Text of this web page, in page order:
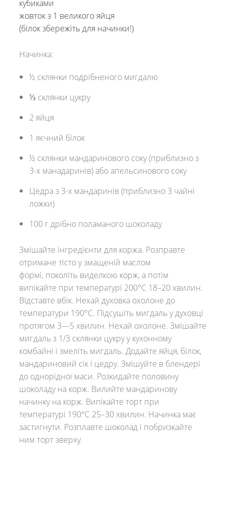
кубиками
жовток з 1 великого яйця
(білок збережіть для начинки!)
Начинка:
½ склянки подрібненого мигдалю
⅓ склянки цукру
2 яйця
1 яєчний білок
½ склянки мандаринового соку (приблизно з
3-х манадаринів) або апельсинового соку
Цедра з 3-х мандаринів (приблизно 3 чайні
ложки)
100 г дрібно поламаного шоколаду
Змішайте інгредієнти для коржа. Розправте
отримане тісто у змащеній маслом
формі, поколіть виделкою корж, а потім
випікайте при температурі 200°C 18–20 хвилин.
Відставте вбік. Нехай духовка охолоне до
температури 190°C. Підсушіть мигдаль у духовці
протягом 3—5 хвилин. Нехай охолоне. Змішайте
мигдаль з 1/3 склянки цукру у кухонному
комбайні і змеліть мигдаль. Додайте яйця, білок,
мандариновий сік і цедру. Змішуйте в блендері
до однорідної маси. Розкидайте половину
шоколаду на корж. Вилийте мандаринову
начинку на корж. Випікайте торт при
температурі 190°C 25–30 хвилин. Начинка має
застигнути. Розплавте шоколад і побризкайте
ним торт зверху.